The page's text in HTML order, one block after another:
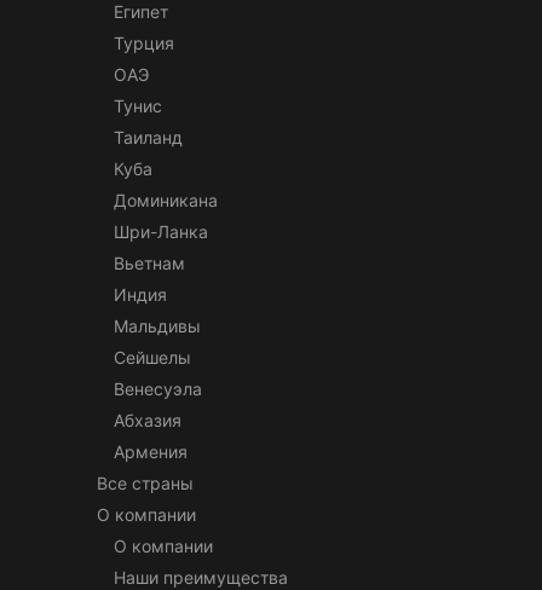
Египет
Турция
ОАЭ
Тунис
Таиланд
Куба
Доминикана
Шри-Ланка
Вьетнам
Индия
Мальдивы
Сейшелы
Венесуэла
Абхазия
Армения
Все страны
О компании
О компании
Наши преимущества